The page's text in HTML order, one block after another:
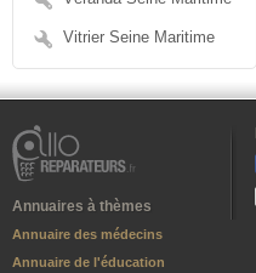
Vitrier Seine Maritime
Annuaires à thèmes
Annuaire des médecins
Annuaire de l'éducation